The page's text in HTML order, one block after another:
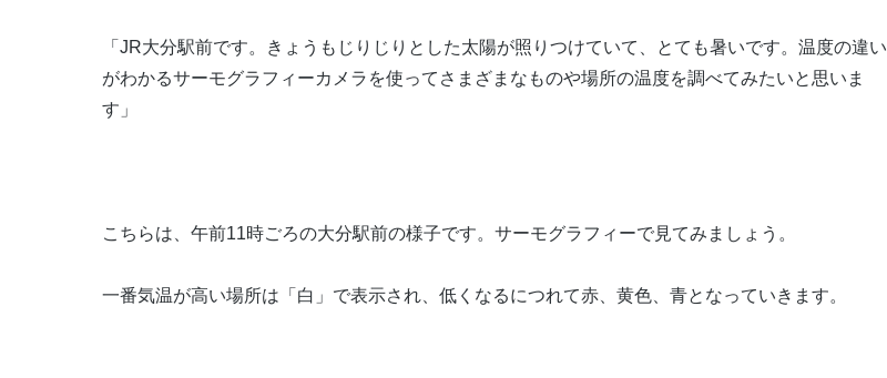
「JR大分駅前です。きょうもじりじりとした太陽が照りつけていて、とても暑いです。温度の違い
がわかるサーモグラフィーカメラを使ってさまざまなものや場所の温度を調べてみたいと思いま
す」
こちらは、午前11時ごろの大分駅前の様子です。サーモグラフィーで見てみましょう。
一番気温が高い場所は「白」で表示され、低くなるにつれて赤、黄色、青となっていきます。